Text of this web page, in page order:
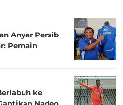
Anyar Persib
Pemain
ke
Nadeo